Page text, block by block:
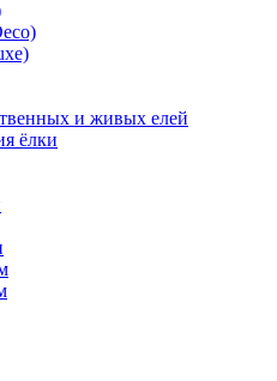
и живых елей
ёлки